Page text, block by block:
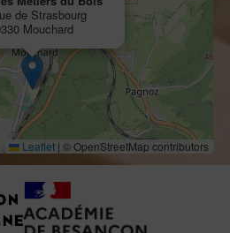
de Strasbourg
Mouchard
Leaflet | © OpenStreetMap contributors
et Certifications